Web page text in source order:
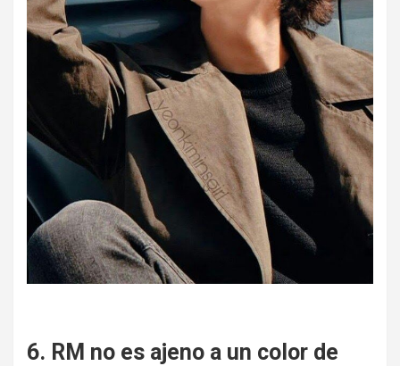
6. RM no es ajeno a un color de